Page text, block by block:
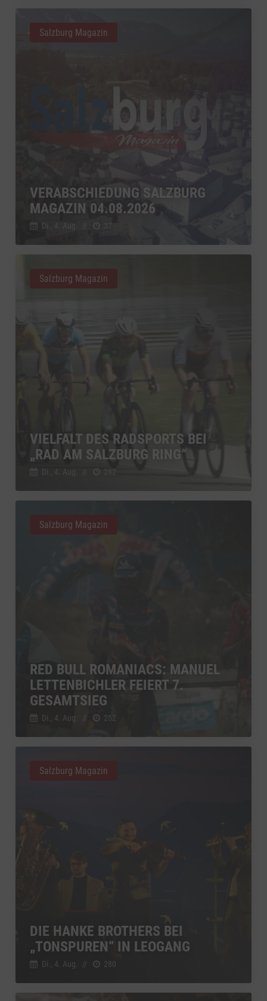
VERABSCHIEDUNG SALZBURG
MAGAZIN 04.08.2026
Di., 4. Aug. 37
Salzburg Magazin
VIELFALT DES RADSPORTS BEI
„RAD AM SALZBURG RING“
Di., 4. Aug. // 282
Salzburg Magazin
RED BULL ROMANIACS: MANUEL
LETTENBICHLER FEIERT 7.
GESAMTSIEG
Di., 4. Aug. 252
Salzburg Magazin
DIE HANKE BROTHERS BEI
„TONSPUREN“ IN LEOGANG
Di., 4. Aug. // 280
Salzburg Magazin